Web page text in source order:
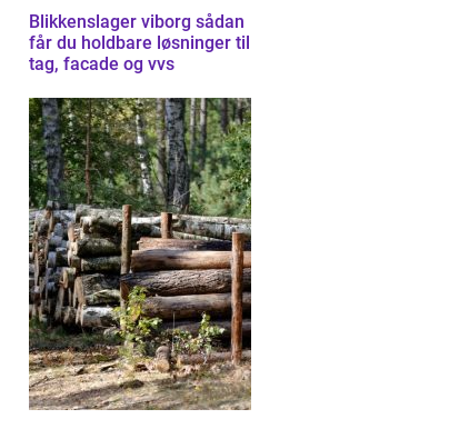
Blikkenslager viborg sådan
får du holdbare løsninger til
tag, facade og vvs